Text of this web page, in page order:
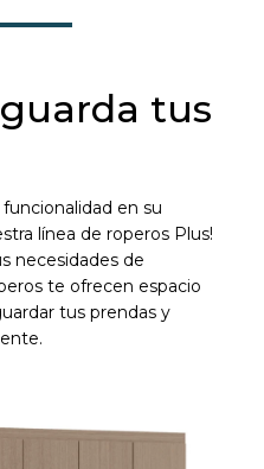
tus
en su
línea de roperos Plus!
necesidades de
te ofrecen espacio
tus prendas y